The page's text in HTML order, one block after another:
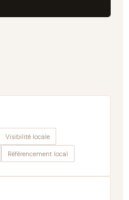
Visibilité locale
Référencement local